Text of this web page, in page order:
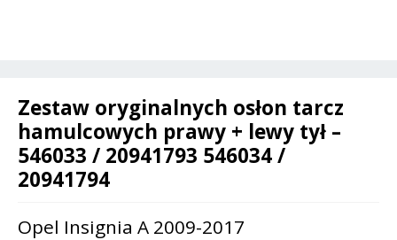
20941793
546034
20941794
eZestaw oryginalnych osłon tarcz
hamulcowych prawy + lewy tył –
546033 / 20941793 546034 /
20941794
Opel Insignia A 2009-2017